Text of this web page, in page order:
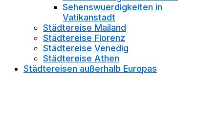
Sehenswuerdigkeiten in
Vatikanstadt
Städtereise Mailand
Städtereise Florenz
Städtereise Venedig
Städtereise Athen
Städtereisen außerhalb Europas